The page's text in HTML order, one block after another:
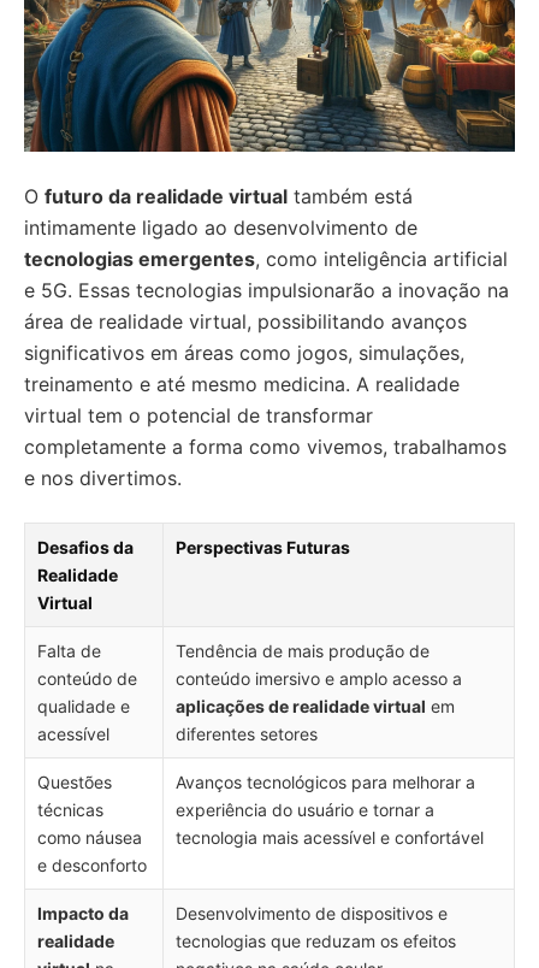
O futuro da realidade virtual também está
intimamente ligado ao desenvolvimento de
tecnologias emergentes, como inteligência artificial
e 5G. Essas tecnologias impulsionarão a inovação na
área de realidade virtual, possibilitando avanços
significativos em áreas como jogos, simulações,
treinamento e até mesmo medicina. A realidade
virtual tem o potencial de transformar
completamente a forma como vivemos, trabalhamos
e nos divertimos.
Desafios da
Realidade
Virtual
Perspectivas Futuras
Falta de
conteúdo de
qualidade e
acessível
Tendência de mais produção de
conteúdo imersivo e amplo acesso a
aplicações de realidade virtual em
diferentes setores
Questões
técnicas
como náusea
e desconforto
Avanços tecnológicos para melhorar a
experiência do usuário e tornar a
tecnologia mais acessível e confortável
Impacto da
realidade
Desenvolvimento de dispositivos e
tecnologias que reduzam os efeitos